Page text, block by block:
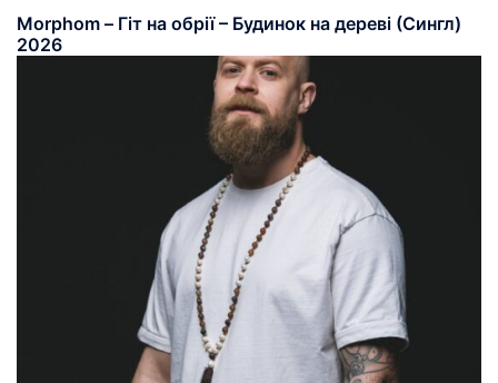
Morphom – Гіт на обрії – Будинок на дереві (Сингл)
2026